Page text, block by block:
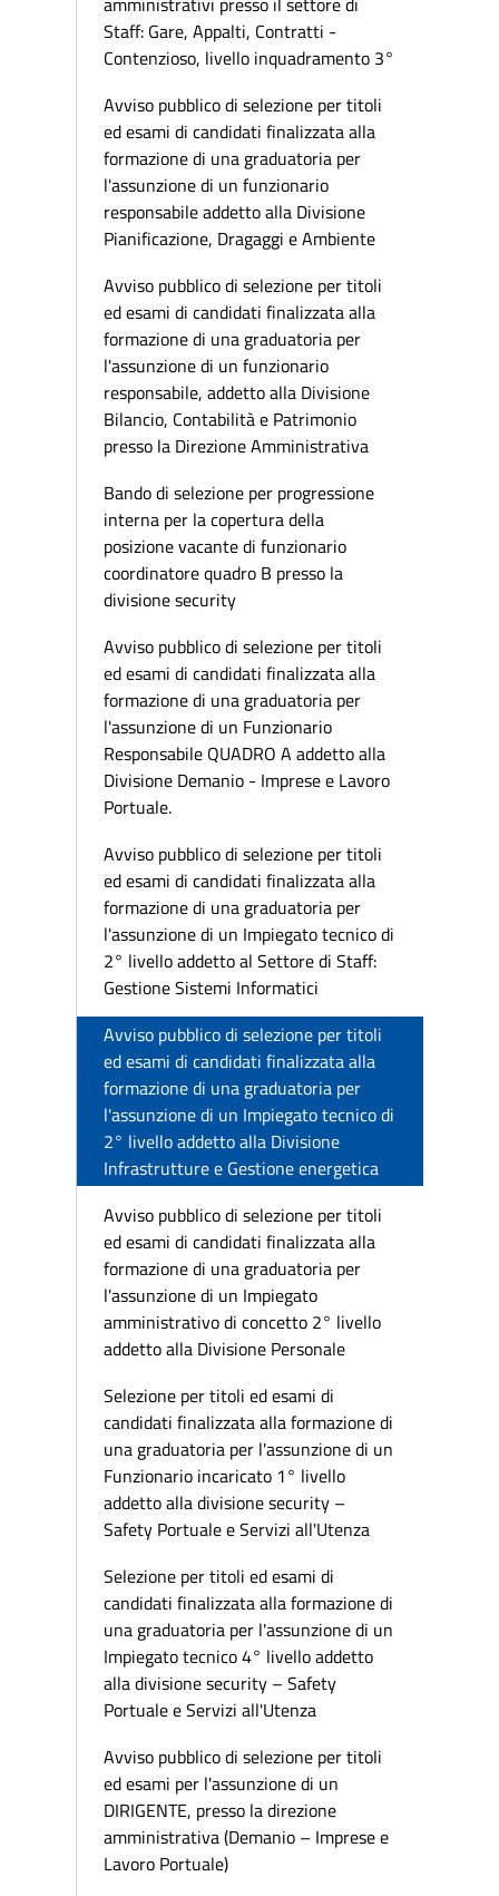
Staff: Gare, Appalti, Contratti -
Contenzioso, livello inquadramento 3°
Avviso pubblico di selezione per titoli
ed esami di candidati finalizzata alla
formazione di una graduatoria per
l'assunzione di un funzionario
responsabile addetto alla Divisione
Pianificazione, Dragaggi e Ambiente
Avviso pubblico di selezione per titoli
ed esami di candidati finalizzata alla
formazione di una graduatoria per
l'assunzione di un funzionario
responsabile, addetto alla Divisione
Bilancio, Contabilità e Patrimonio
presso la Direzione Amministrativa
Bando di selezione per progressione
interna per la copertura della
posizione vacante di funzionario
coordinatore quadro B presso la
divisione security
Avviso pubblico di selezione per titoli
ed esami di candidati finalizzata alla
formazione di una graduatoria per
l'assunzione di un Funzionario
Responsabile QUADRO A addetto alla
Divisione Demanio - Imprese e Lavoro
Portuale.
Avviso pubblico di selezione per titoli
ed esami di candidati finalizzata alla
formazione di una graduatoria per
l'assunzione di un Impiegato tecnico di
2° livello addetto al Settore di Staff:
Gestione Sistemi Informatici
Avviso pubblico di selezione per titoli
ed esami di candidati finalizzata alla
formazione di una graduatoria per
l'assunzione di un Impiegato tecnico di
2° livello addetto alla Divisione
Infrastrutture e Gestione energetica
Avviso pubblico di selezione per titoli
ed esami di candidati finalizzata alla
formazione di una graduatoria per
l'assunzione di un Impiegato
amministrativo di concetto 2° livello
addetto alla Divisione Personale
Selezione per titoli ed esami di
candidati finalizzata alla formazione di
una graduatoria per l'assunzione di un
Funzionario incaricato 1° livello
addetto alla divisione security –
Safety Portuale e Servizi all'Utenza
Selezione per titoli ed esami di
candidati finalizzata alla formazione di
una graduatoria per l'assunzione di un
Impiegato tecnico 4° livello addetto
alla divisione security – Safety
Portuale e Servizi all'Utenza
Avviso pubblico di selezione per titoli
ed esami per l'assunzione di un
DIRIGENTE, presso la direzione
amministrativa (Demanio – Imprese e
Lavoro Portuale)